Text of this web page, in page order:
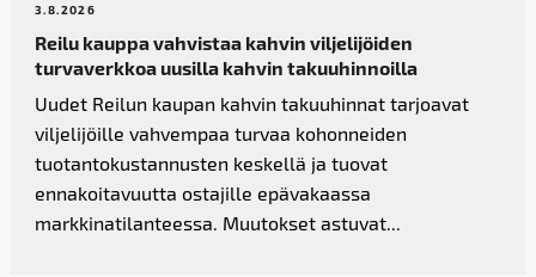
3.8.2026
Reilu kauppa vahvistaa kahvin­ viljelijöiden
turvaverkkoa uusilla kahvin takuuhinnoilla
Uudet Reilun kaupan kahvin takuuhinnat tarjoavat
viljelijöille vahvempaa turvaa kohonneiden
tuotantokustannusten keskellä ja tuovat
ennakoitavuutta ostajille epävakaassa
markkinatilanteessa. Muutokset astuvat...